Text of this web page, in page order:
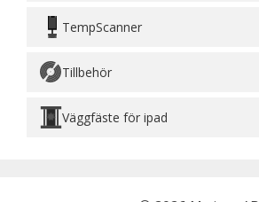
TempScanner
Tillbehör
Väggfäste för ipad